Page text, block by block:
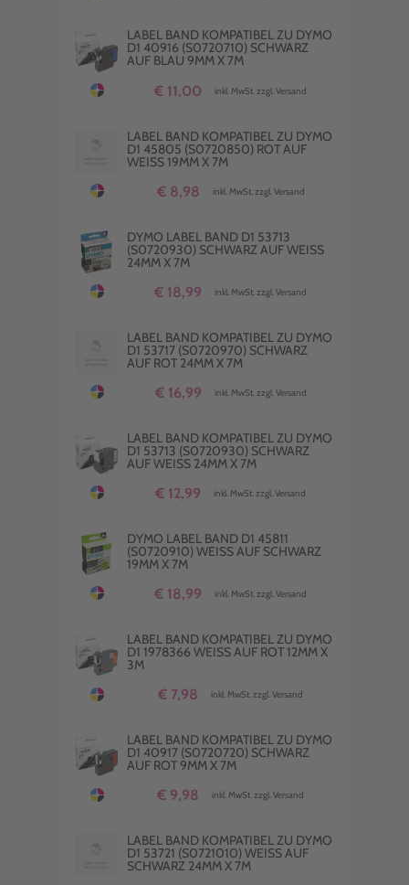
LABEL BAND KOMPATIBEL ZU DYMO
D1 40916 (S0720710) SCHWARZ
AUF BLAU 9MM X 7M
€ 11,00 inkl. MwSt. zzgl. Versand
LABEL BAND KOMPATIBEL ZU DYMO
D1 45805 (S0720850) ROT AUF
WEISS 19MM X 7M
€ 8,98 inkl. MwSt. zzgl. Versand
DYMO LABEL BAND D1 53713
(S0720930) SCHWARZ AUF WEISS
24MM X 7M
€ 18,99 inkl. MwSt. zzgl. Versand
LABEL BAND KOMPATIBEL ZU DYMO
D1 53717 (S0720970) SCHWARZ
AUF ROT 24MM X 7M
€ 16,99 inkl. MwSt. zzgl. Versand
LABEL BAND KOMPATIBEL ZU DYMO
D1 53713 (S0720930) SCHWARZ
AUF WEISS 24MM X 7M
€ 12,99 inkl. MwSt. zzgl. Versand
DYMO LABEL BAND D1 45811
(S0720910) WEISS AUF SCHWARZ 1
9MM X 7M
€ 18,99 inkl. MwSt. zzgl. Versand
LABEL BAND KOMPATIBEL ZU DYMO
D1 1978366 WEISS AUF ROT 12MM X 3
M
€ 7,98 inkl. MwSt. zzgl. Versand
LABEL BAND KOMPATIBEL ZU DYMO
D1 40917 (S0720720) SCHWARZ
AUF ROT 9MM X 7M
€ 9,98 inkl. MwSt. zzgl. Versand
LABEL BAND KOMPATIBEL ZU DYMO
D1 53721 (S0721010) WEISS AUF S
CHWARZ 24MM X 7M